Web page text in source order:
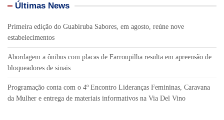
Últimas News
Primeira edição do Guabiruba Sabores, em agosto, reúne nove
estabelecimentos
Abordagem a ônibus com placas de Farroupilha resulta em apreensão de
bloqueadores de sinais
Programação conta com o 4º Encontro Lideranças Femininas, Caravana
da Mulher e entrega de materiais informativos na Via Del Vino